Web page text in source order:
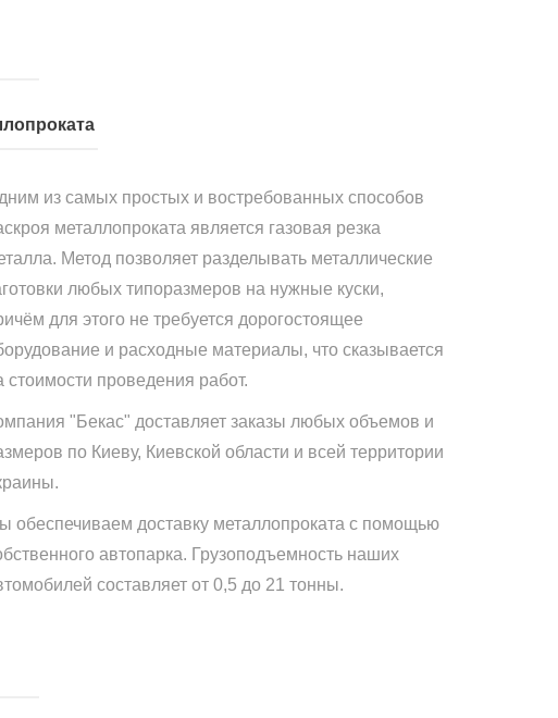
из самых простых и востребованных способов
металлопроката является газовая резка
Метод позволяет разделывать металлические
любых типоразмеров на нужные куски,
для этого не требуется дорогостоящее
и расходные материалы, что сказывается
стоимости проведения работ.
"Бекас" доставляет заказы любых объемов и
по Киеву, Киевской области и всей территории
обеспечиваем доставку металлопроката с помощью
автопарка. Грузоподъемность наших
составляет от 0,5 до 21 тонны.